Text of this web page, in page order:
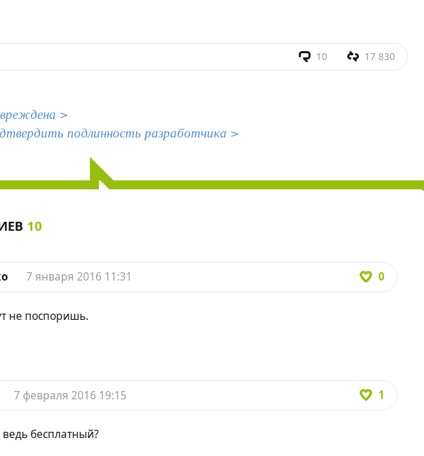
10 17 830
>
подлинность разработчика >
10
7 января 2016 11:31 0
не поспоришь.
7 февраля 2016 19:15 1
бесплатный?